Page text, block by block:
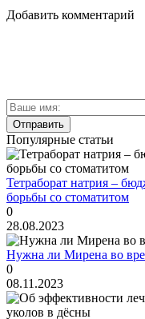
Добавить комментарий
Популярные статьи
Тетраборат натрия –
борьбы со стоматитом
0
28.08.2023
Нужна ли Мирена во
0
08.11.2023